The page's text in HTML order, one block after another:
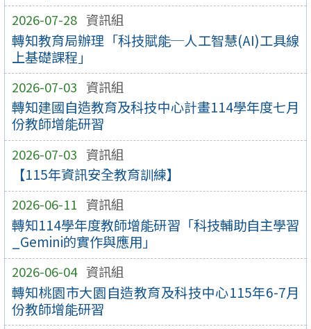
2026-07-28 資訊組
轉知教育局辦理「科技賦能─人工智慧(AI)工具線
上基礎課程」
2026-07-03 資訊組
轉知建國自造教育及科技中心計畫114學年度七月
份教師增能研習
2026-07-03 資訊組
【115年資訊安全教育訓練】
2026-06-11 資訊組
轉知114學年度教師增能研習「科技輔助自主學習
_Gemini的實作與應用」
2026-06-04 資訊組
轉知桃園市大園自造教育及科技中心115年6-7月
份教師增能研習